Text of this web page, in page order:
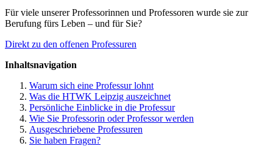
Für viele unserer Professorinnen und Professoren wurde sie zur
Berufung fürs Leben – und für Sie?
Direkt zu den offenen Professuren
Inhaltsnavigation
Warum sich eine Professur lohnt
Was die HTWK Leipzig auszeichnet
Persönliche Einblicke in die Professur
Wie Sie Professorin oder Professor werden
Ausgeschriebene Professuren
Sie haben Fragen?